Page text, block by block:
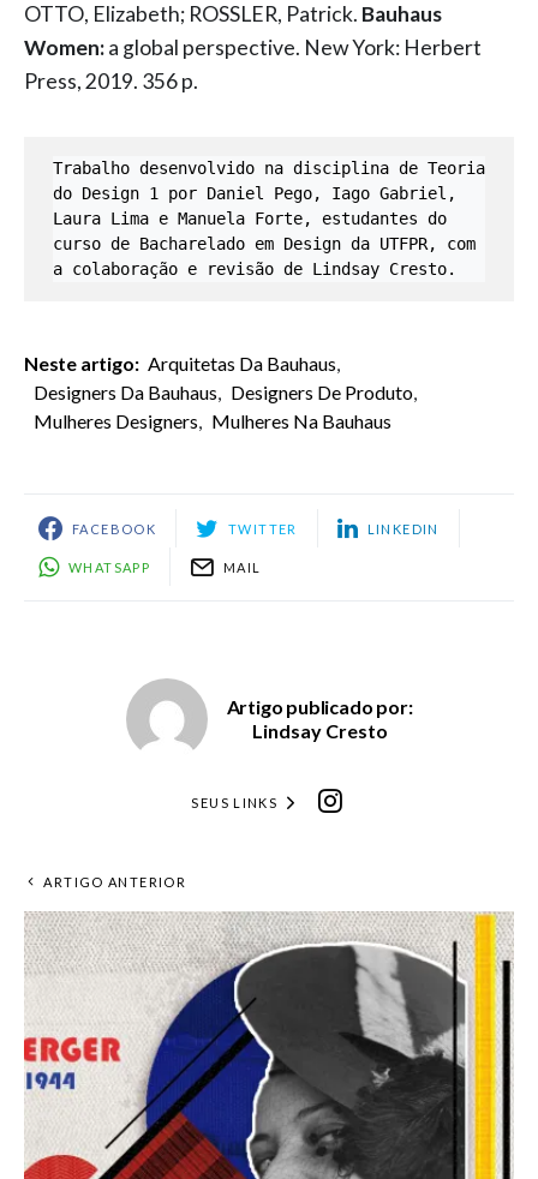
OTTO, Elizabeth; ROSSLER, Patrick. Bauhaus
Women:a global perspective. New York: Herbert
Press, 2019. 356 p.
Trabalho desenvolvido na disciplina de Teoria
do Design 1 por Daniel Pego, Iago Gabriel,
Laura Lima e Manuela Forte, estudantes do
curso de Bacharelado em Design da UTFPR, com
a colaboração e revisão de Lindsay Cresto.
Neste artigo: Arquitetas Da Bauhaus,
Designers Da Bauhaus, Designers De Produto,
Mulheres Designers, Mulheres Na Bauhaus
FACEBOOK TWITTER LINKEDIN
WHATSAPP MAIL
Artigo publicado por:
Lindsay Cresto
SEUS LINKS
ARTIGO ANTERIOR